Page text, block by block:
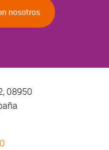
nosotros
08950